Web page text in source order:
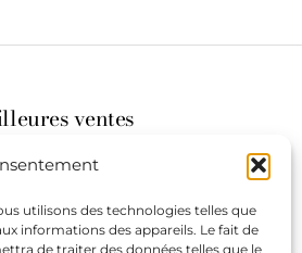
utilisons des technologies telles que
informations des appareils. Le fait de
de traiter des données telles que le
ventes